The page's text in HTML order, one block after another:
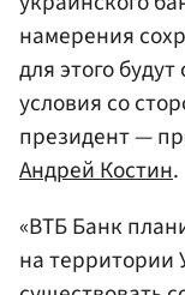
намерения
для этого
условия со
президент —
Андрей Костин.
«ВТБ Банк
на территории